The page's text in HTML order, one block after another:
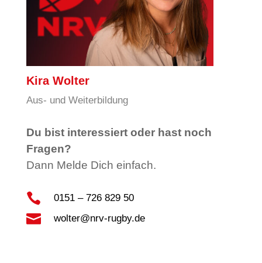
Kira Wolter
Aus- und Weiterbildung
Du bist interessiert oder hast noch
Fragen?
Dann Melde Dich einfach.
 0151 – 726 829 50
 wolter@nrv-rugby.de